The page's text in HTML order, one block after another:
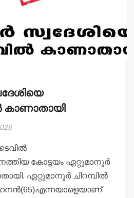
കാണാതായി
കോട്ടയം ഏറ്റുമാനൂര്‍
ഏറ്റുമാനൂര്‍ ചിറമ്പില്‍